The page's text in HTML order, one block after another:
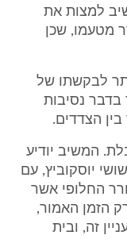
למצות את
מטעמו, שכן
לבקשתו של
בדבר נסיבות
הצדדים.
המשיב יודיע
יוסקוביץ, עם
מיהו הבורר החלופי אשר
הזמן האמור,
זה, ובית